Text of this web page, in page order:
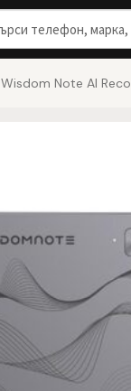
Wisdom Note AI